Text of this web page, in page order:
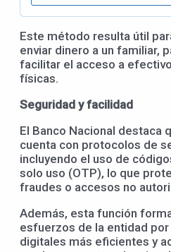
Este método resulta útil
enviar dinero a un familiar,
facilitar el acceso a
físicas.
Seguridad y facilidad
El Banco Nacional destaca
cuenta con protocolos de
incluyendo el uso de
solo uso (OTP), lo que
fraudes o accesos no
Además, esta función
esfuerzos de la entidad
digitales más eficientes y